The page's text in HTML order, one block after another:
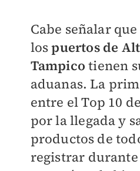
Cabe señalar
lospuertos de
Tampico tienen
aduanas. La
entre el Top 10
por la llegada y
productos de
registrar